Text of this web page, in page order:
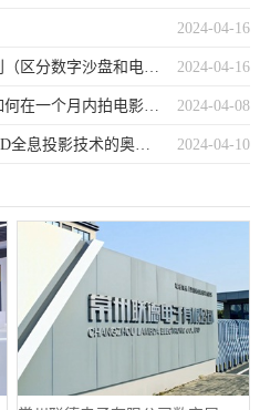
2024-04-16
2024-04-16
了解数字沙盘与电子沙盘的区别（区分数字沙盘和电子沙盘的差异）
2024-04-08
普通人怎么实现电影梦？分享如何在一个月内拍电影的经验与教训
2024-04-10
3D全息投影原理解析？（解析3D全息投影技术的奥秘）